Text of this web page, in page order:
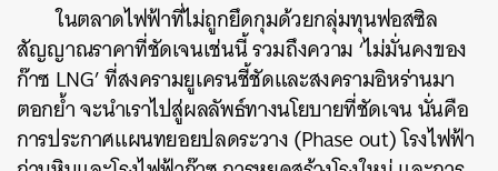
ในตลาดไฟฟ้าที่ไม่ถูกยึดกุมด้วยกลุ่มทุนฟอสซิล
สัญญาณราคาที่ชัดเจนเช่นนี้ รวมถึงความ ‘ไม่มั่นคงของ
ก๊าซ LNG’ ที่สงครามยูเครนชี้ชัดและสงครามอิหร่านมา
ตอกย้ำ จะนำเราไปสู่ผลลัพธ์ทางนโยบายที่ชัดเจน นั่นคือ
การประกาศแผนทยอยปลดระวาง (Phase out) โรงไฟฟ้า